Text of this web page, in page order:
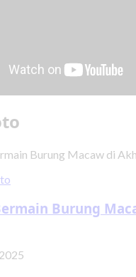
Burung